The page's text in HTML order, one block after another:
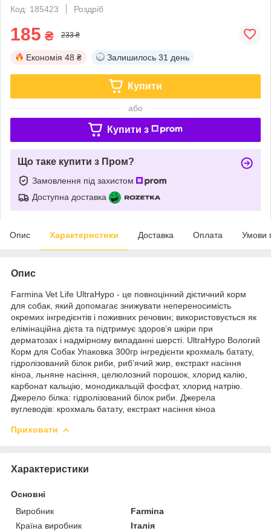
Код: 185423
Роздріб
185 ₴ 233 ₴
Економія 48 ₴ Залишилось 31 день
Купити
або
Купити з
Що таке купити з Пром?
Замовлення під захистом
Доступна доставка
Опис Характеристики Доставка Оплата Умови
Опис
Farmina Vet Life UltraHypo - це повноцінний дієтичний корм
для собак, який допомагає знижувати непереносимість
окремих інгредієнтів і поживних речовин; використовується як
елімінаційна дієта та підтримує здоров’я шкіри при
дерматозах і надмірному випаданні шерсті. UltraHypo Вологий
Корм для Собак Упаковка 300гр інгредієнти крохмаль батату,
гідролізований білок риби, риб’ячий жир, екстракт насіння
кіноа, льняне насіння, целюлозний порошок, хлорид калію,
карбонат кальцію, монодикальцій фосфат, хлорид натрію.
Джерело білка: гідролізований білок риби. Джерела
вуглеводів: крохмаль батату, екстракт насіння кіноа
Приховати
Характеристики
Основні
Виробник
Farmina
Країна виробник
Італія